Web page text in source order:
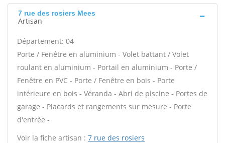
7 rue des rosiers Mees
Artisan
Département: 04
Porte / Fenêtre en aluminium - Volet battant / Volet
roulant en aluminium - Portail en aluminium - Porte /
Fenêtre en PVC - Porte / Fenêtre en bois - Porte
intérieure en bois - Véranda - Abri de piscine - Portes de
garage - Placards et rangements sur mesure - Porte
d'entrée -
Voir la fiche artisan : 7 rue des rosiers